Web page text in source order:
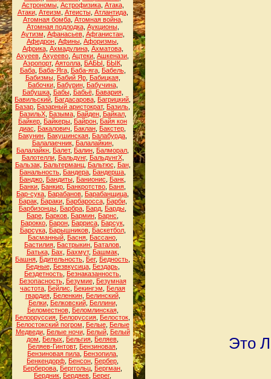
Астрономы, Астрофизика, Атака,
Атаки, Атеизм Атеисты, Атлантида,
Атомная бомба, Атомная война,
Атомная подлодка, Аукционы,
Аутизм Афанасьев, Афганистан,
Афедрон Афины Афоризмы
Африка, Ахмадулина, Ахматова,
Ахуеев Ахуеево Ацтеки Ашкенази
Аэропорт, Аятолла БАБЫ БЫК
Баба, Баба-Яга, Баба-яга, Бабель,
Бабизмы, Бабий Яр, Бабицкая,
Бабочки, Бабурин, Бабучина,
Бабушка, Бабы, Бабьё, Бавария,
Бавильский Багдасарова Багрицкий
Базар Базарный аристократ, Базиль
БазильХ, Базыма, Байден, Байкал,
Байкер Байкеры Байрон Байя кон
диас
Бакалович Баклан Бакстер
Бакунин Бакушинская Балабурда
Балалаечник, Балалайкин,
Балалайкн Балет, Балин Балморал
Балотелли, Бальдунг, БальдунгХ,
Бальзак, Бальтерманц, Бальтюс Бан,
Банальность Бандера Бандерша
Банджо Бандиты Банионис Банк
Банки Банкир Банкротство Баня
Бар-сука Барабанов Барабанщица
Барак, Бараки, Барбаросса, Барби,
Барбизонцы Барбра Бард Барды
Баре Барков Бармин Барнс
Барокко Барон Барриса Барсук
Барсука, Барышников, Баскетбол,
Басманный Басня Бассано
Бастилия Бастрыкин Баталов
Батька, Бах Бахмут, Башмак,
Башня Бдительность Бег, Бедность
Бедные, Безвкусица, Бездарь,
Бездетность Безнаказанность
Безопасность, Безумие, Безумная
частота Бейлис Бекингэм
Белая
гвардия, Беленкин, Белинский,
Белки, Белковский, Беллини,
Беломестнов, Беломлинская,
Белорруссия Белоруссия Белосток
Белостокский погром
Белые, Белые
Медведи, Белые ночи, Белый, Белый
дом
Белых Бельгия Беляев
Беляев-Гинтовт, Бензиновая
Бензиновая пила Бензопила
Бенкендорф Бенсон Бербер
Берберова Берггольц Бергман
Бердник Бердяев Берег,
Это